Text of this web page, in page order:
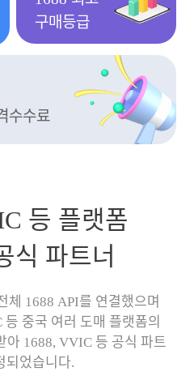
구매등급
수수료
등 플랫폼
식 파트너
체 1688 API를 연결했으며
중국 여러 도매 플랫폼의
아 1688, VVIC 등 공식 파트
되었습니다.